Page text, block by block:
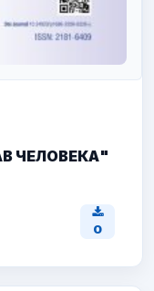
ЧЕЛОВЕКА"
0